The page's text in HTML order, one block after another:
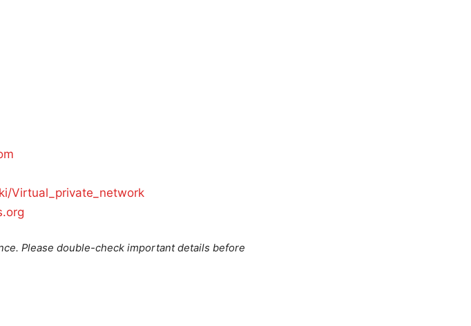
Virtual_private_network
Please double-check important details before